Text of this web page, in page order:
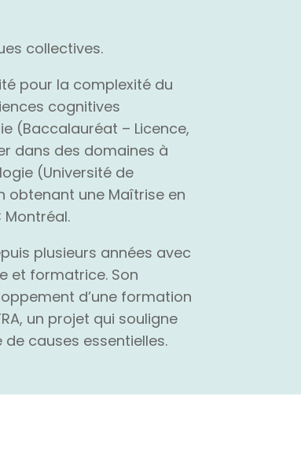
collectives.
pour la complexité du
cognitives
(Baccalauréat – Licence,
dans des domaines à
(Université de
obtenant une Maîtrise en
plusieurs années avec
et formatrice. Son
d’une formation
un projet qui souligne
causes essentielles.